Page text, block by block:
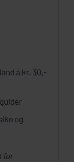
á kr. 30,-
og
for